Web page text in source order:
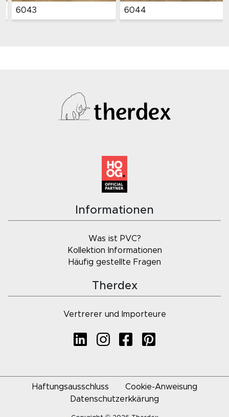
6043 6044
Informationen
Was ist PVC?
Kollektion Informationen
Häufig gestellte Fragen
Therdex
Vertrerer und Importeure
Haftungsausschluss
Cookie-Anweisung
Datenschutzerkkärung